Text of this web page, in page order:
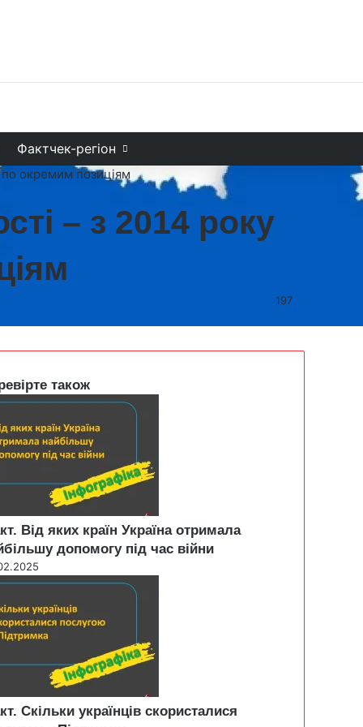
Фактчек-регіон
по окремим позиціям
– з 2014 року
197
також
Від яких країн Україна отримала
допомогу під час війни
Скільки українців скористалися